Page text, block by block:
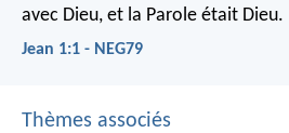
avec Dieu, et la Parole était Dieu.
Jean 1:1 - NEG79
Thèmes associés